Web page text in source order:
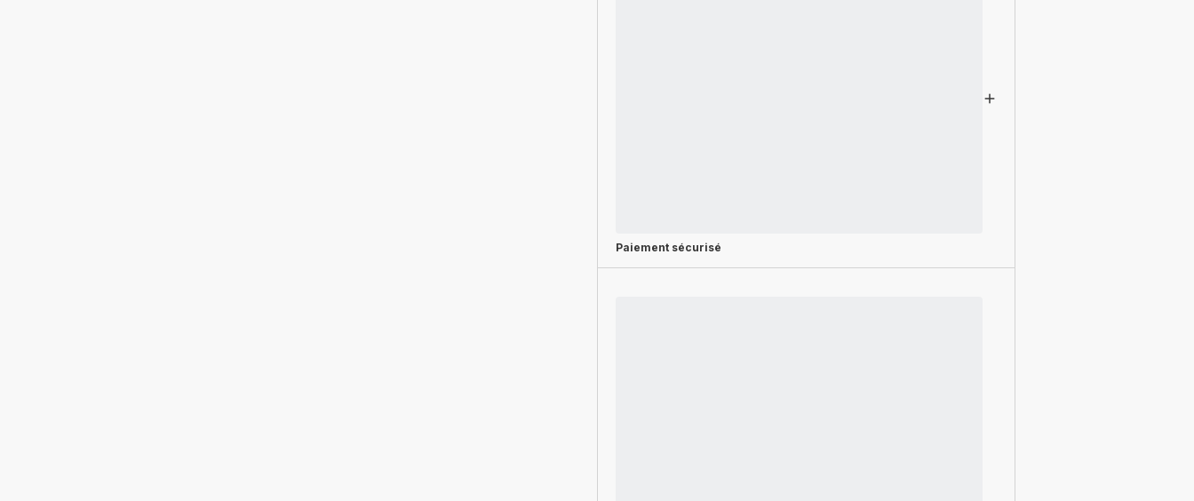
Paiement sécurisé